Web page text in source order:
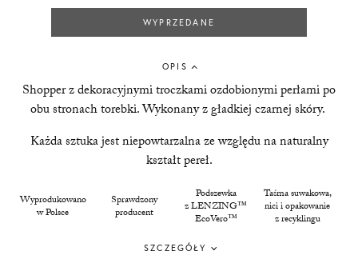
WYPRZEDANE
OPIS
Shopper z dekoracyjnymi troczkami ozdobionymi perłami po
obu stronach torebki. Wykonany z gładkiej czarnej skóry.
Każda sztuka jest niepowtarzalna ze względu na naturalny
kształt pereł.
Wyprodukowano
w Polsce
Sprawdzony
producent
Podszewka
z LENZING™
EcoVero™
Taśma suwakowa,
nici i opakowanie
z recyklingu
SZCZEGÓŁY